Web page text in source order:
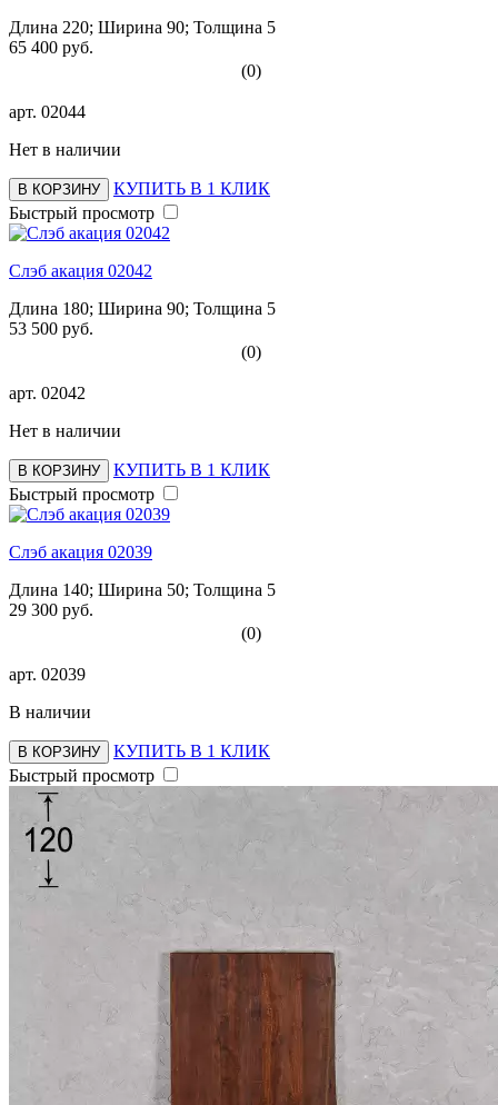
Длина 220; Ширина 90; Толщина 5
65 400 руб.
(0)
арт. 02044
Нет в наличии
В КОРЗИНУ
КУПИТЬ В 1 КЛИК
Быстрый просмотр
Слэб акация 02042
Длина 180; Ширина 90; Толщина 5
53 500 руб.
(0)
арт. 02042
Нет в наличии
В КОРЗИНУ
КУПИТЬ В 1 КЛИК
Быстрый просмотр
Слэб акация 02039
Длина 140; Ширина 50; Толщина 5
29 300 руб.
(0)
арт. 02039
В наличии
В КОРЗИНУ
КУПИТЬ В 1 КЛИК
Быстрый просмотр